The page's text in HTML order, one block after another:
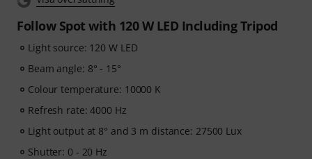
Follow Spot with 120 W LED Including Tripod
Light source: 120 W LED
Beam angle: 8° - 15°
Colour temperature: 10000 K
Refresh rate: 4000 Hz
Light output at 8° and 3 m distance: 27500 Lux
Shutter: 0 - 20 Hz